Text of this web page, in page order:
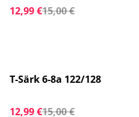
12,99 €15,00 €
%
T-Särk 6-8a 122/128
12,99 €15,00 €